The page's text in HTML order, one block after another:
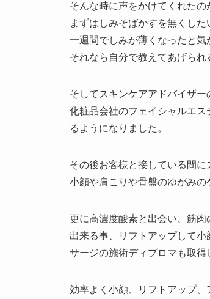
そんな時に声をかけてくれたの
まずはしみそばかすを無くし
一週間でしみが薄くなったと気
それなら自分で教えてあげられ
そしてスキンケアアドバイザー
化粧品会社のフェイシャルエ
るようになりました。
その後お客様と接している間
小顔や肩こりや骨盤のゆがみの
更に高濃度酸素と出会い、筋
出来る事、リフトアップして
サージの施術ディプロマも取得
効率よく小顔、リフトアップ